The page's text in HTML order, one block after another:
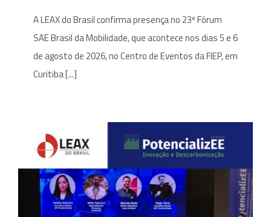
A LEAX do Brasil confirma presença no 23º Fórum
SAE Brasil da Mobilidade, que acontece nos dias 5 e 6
de agosto de 2026, no Centro de Eventos da FIEP, em
Curitiba [...]